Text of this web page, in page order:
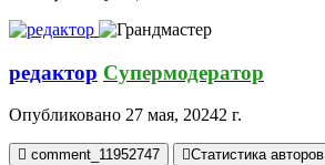
редактор Супермодератор
Опубликовано 27 мая, 20242 г.
comment_11952747 Статистика авторов